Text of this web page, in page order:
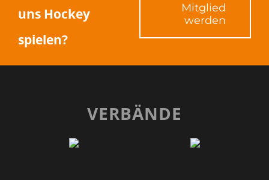
uns Hockey
spielen?
Mitglied
werden
VERBÄNDE